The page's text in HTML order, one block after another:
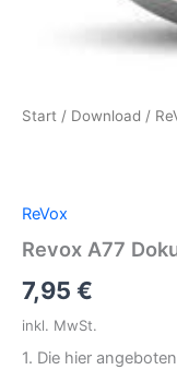
Start / Download /
ReVox
Revox A77
7,95 €
inkl. MwSt.
1. Die hier